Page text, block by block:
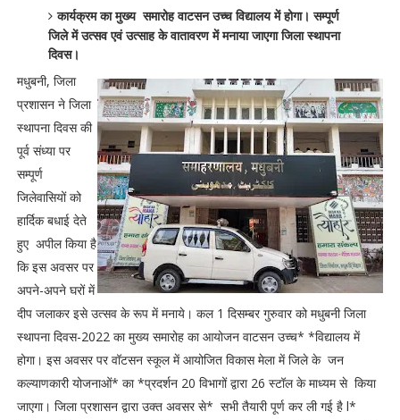
कार्यक्रम का मुख्य समारोह वाटसन उच्च विद्यालय में होगा। सम्पूर्ण
जिले में उत्सव एवं उत्साह के वातावरण में मनाया जाएगा जिला स्थापना
दिवस।
मधुबनी, जिला
प्रशासन ने जिला
स्थापना दिवस की
पूर्व संध्या पर
सम्पूर्ण
जिलेवासियों को
हार्दिक बधाई देते
हुए अपील किया है
कि इस अवसर पर
अपने-अपने घरों में
दीप जलाकर इसे उत्सव के रूप में मनाये। कल 1 दिसम्बर गुरुवार को मधुबनी जिला
स्थापना दिवस-2022 का मुख्य समारोह का आयोजन वाटसन उच्च* *विद्यालय में
होगा। इस अवसर पर वॉटसन स्कूल में आयोजित विकास मेला में जिले के जन
कल्याणकारी योजनाओं* का *प्रदर्शन 20 विभागों द्वारा 26 स्टॉल के माध्यम से किया
जाएगा। जिला प्रशासन द्वारा उक्त अवसर से* सभी तैयारी पूर्ण कर ली गई है l*